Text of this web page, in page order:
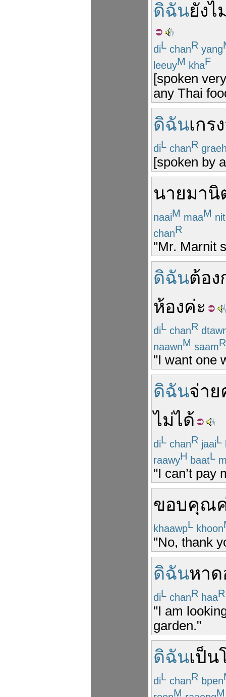
ดิฉันยังไ
diL chanR yang
leeuyM khaF
[spoken
any Thai
ดิฉันเกรง
diL chanR
[spoken by
นายมานิ
naaiM maaM nit
chanR
"Mr. Marnit
ดิฉันต้อง
ห้องค่ะ
diL chanR
naawnM saamR
"I want one
ดิฉันจ่าย
ไม่ได้
diL chanR jaaiL
raawyH baatL
"I can’t pay
ขอบคุณ
khaawpL khoon
"No, thank
ดิฉันหา
diL chanR haaR
"I am
garden."
ดิฉันเป็น
diL chanR bpen
M M